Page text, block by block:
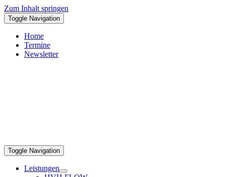
Zum Inhalt springen
Toggle Navigation
Home
Termine
Newsletter
Toggle Navigation
Leistungen